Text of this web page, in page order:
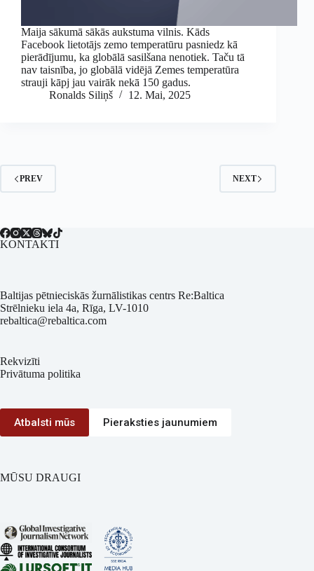
Maija sākumā sākās aukstuma vilnis. Kāds
Facebook lietotājs zemo temperatūru pasniedz kā
pierādījumu, ka globālā sasilšana nenotiek. Taču tā
nav taisnība, jo globālā vidējā Zemes temperatūra
strauji kāpj jau vairāk nekā 150 gadus.
Ronalds Siliņš
12. Mai, 2025
PREV NEXT
KONTAKTI
Baltijas pētnieciskās žurnālistikas centrs Re:Baltica
Strēlnieku iela 4a, Rīga, LV-1010
rebaltica@rebaltica.com
Rekvizīti
Privātuma politika
Atbalsti mūs Pieraksties jaunumiem
MŪSU DRAUGI